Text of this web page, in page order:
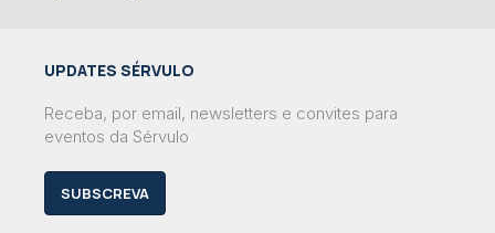
UPDATES SÉRVULO
Receba, por email, newsletters e convites para
eventos da Sérvulo
SUBSCREVA